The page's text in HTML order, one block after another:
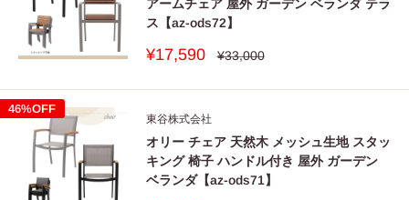
アームチェア 屋外 ガーデン ベランダ テラ
ス【az-ods72】
販
価
¥17,590
通
格
¥33,000
46%OFF
東谷株式会社
オリー チェア 天然木 メッシュ生地 スタッ
キング 椅子 ハンドル付き 屋外 ガーデン
ベランダ【az-ods71】